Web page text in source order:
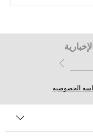
الخصوصية